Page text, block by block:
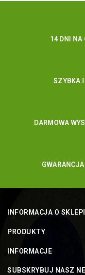
14 DNI NA
SZYBKA
DARMOWA
INFORMACJA O
PRODUKTY
INFORMACJE
SUBSKRYBUJ NASZ